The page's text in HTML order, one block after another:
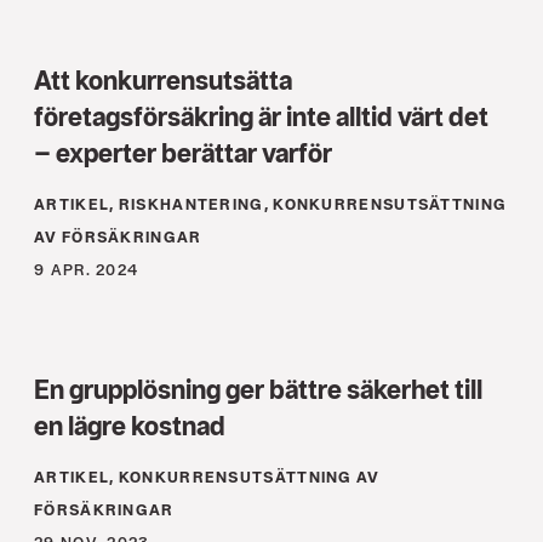
Att konkurrensutsätta
företagsförsäkring är inte alltid värt det
– experter berättar varför
ARTIKEL, RISKHANTERING, KONKURRENS­UTSÄTTNING
AV FÖRSÄKRINGAR
9 APR. 2024
En grupplösning ger bättre säkerhet till
en lägre kostnad
ARTIKEL, KONKURRENS­UTSÄTTNING AV
FÖRSÄKRINGAR